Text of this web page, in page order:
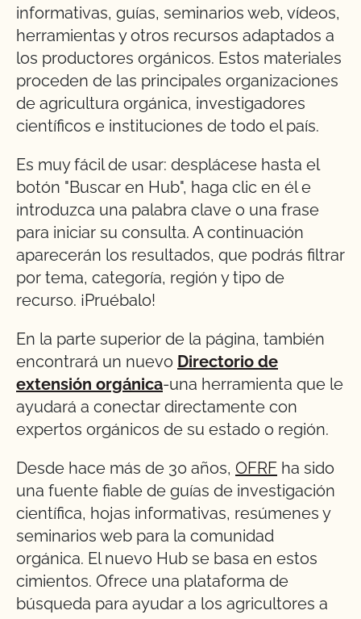
informativas, guías, seminarios web, vídeos,
herramientas y otros recursos adaptados a
los productores orgánicos. Estos materiales
proceden de las principales organizaciones
de agricultura orgánica, investigadores
científicos e instituciones de todo el país.
Es muy fácil de usar: desplácese hasta el
botón "Buscar en Hub", haga clic en él e
introduzca una palabra clave o una frase
para iniciar su consulta. A continuación
aparecerán los resultados, que podrás filtrar
por tema, categoría, región y tipo de
recurso. ¡Pruébalo!
En la parte superior de la página, también
encontrará un nuevo Directorio de
extensión orgánica-una herramienta que le
ayudará a conectar directamente con
expertos orgánicos de su estado o región.
Desde hace más de 30 años, OFRF ha sido
una fuente fiable de guías de investigación
científica, hojas informativas, resúmenes y
seminarios web para la comunidad
orgánica. El nuevo Hub se basa en estos
cimientos. Ofrece una plataforma de
búsqueda para ayudar a los agricultores a